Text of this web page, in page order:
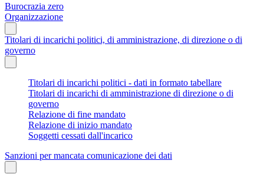
Burocrazia zero
Organizzazione
Titolari di incarichi politici, di amministrazione, di direzione o di
governo
Titolari di incarichi politici - dati in formato tabellare
Titolari di incarichi di amministrazione di direzione o di
governo
Relazione di fine mandato
Relazione di inizio mandato
Soggetti cessati dall'incarico
Sanzioni per mancata comunicazione dei dati